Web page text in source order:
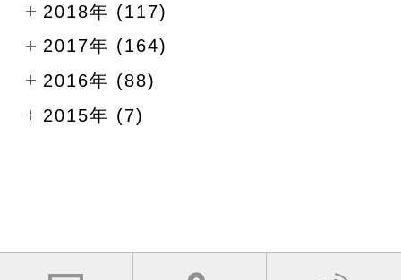
2018年 (117)
2017年 (164)
2016年 (88)
2015年 (7)